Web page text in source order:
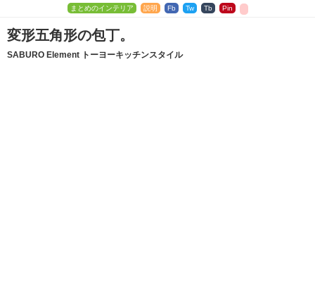
まとめのインテリア 説明 Fb Tw Tb Pin
変形五角形の包丁。
SABURO Element トーヨーキッチンスタイル